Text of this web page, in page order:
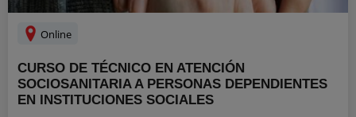
Online
CURSO DE TÉCNICO EN ATENCIÓN
SOCIOSANITARIA A PERSONAS DEPENDIENTES
EN INSTITUCIONES SOCIALES